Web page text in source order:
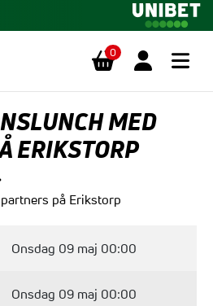
0
MED
ERIKSTORP
på Erikstorp
Onsdag 09 maj 00:00
Onsdag 09 maj 00:00